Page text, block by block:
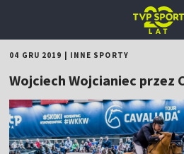
04 GRU 2019 INNE SPORTY
Wojciech Wojcianiec przez